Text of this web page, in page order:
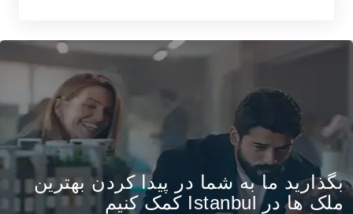
بگذارید ما به شما در پیدا کردن بهترین
ملک ها در Istanbul کمک کنیم